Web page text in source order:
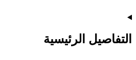
التفاصيل الرئيسية